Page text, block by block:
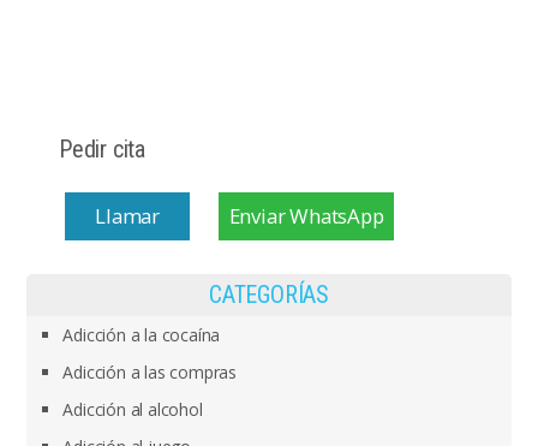
Pedir cita
Llamar Enviar WhatsApp
CATEGORÍAS
Adicción a la cocaína
Adicción a las compras
Adicción al alcohol